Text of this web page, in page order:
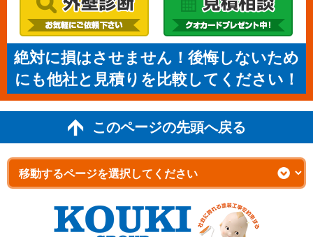
絶対に損はさせません！後悔しないため
にも他社と見積りを比較してください！
このページの先頭へ戻る